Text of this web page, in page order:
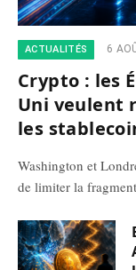
ACTUALITÉS 6
Crypto : les
Uni veulent
les
Washington et
de limiter la